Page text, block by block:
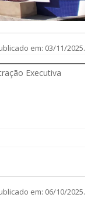
em: 03/11/2025.
Executiva
em: 06/10/2025.